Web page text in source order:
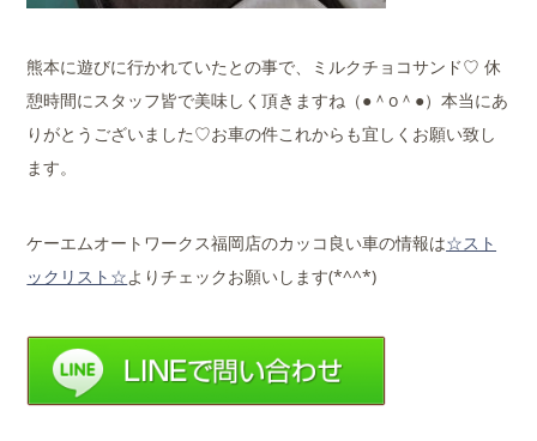
熊本に遊びに行かれていたとの事で、ミルクチョコサンド♡ 休
憩時間にスタッフ皆で美味しく頂きますね（●＾o＾●）本当にあ
りがとうございました♡お車の件これからも宜しくお願い致し
ます。
ケーエムオートワークス福岡店のカッコ良い車の情報は☆スト
ックリスト☆よりチェックお願いします(*^^*)